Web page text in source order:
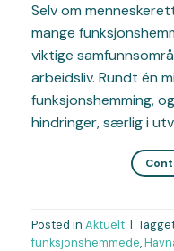
Selv om
mange
viktige
arbeidsliv. Rundt én
funksjonshemming,
hindringer, særlig i
Posted in Aktuelt |
funksjonshemmede,